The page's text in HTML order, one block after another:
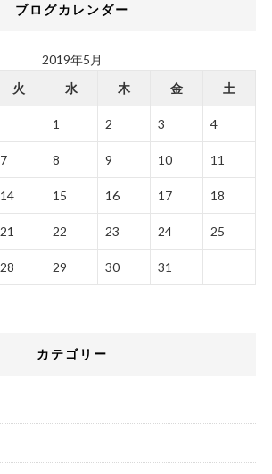
ブログカレンダー
2019年5月
火 水 木 金 土
1 2 3 4
7 8 9 10 11
14 15 16 17 18
21 22 23 24 25
28 29 30
31
カテゴリー